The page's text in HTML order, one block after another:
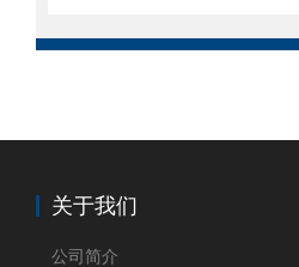
关于我们
公司简介